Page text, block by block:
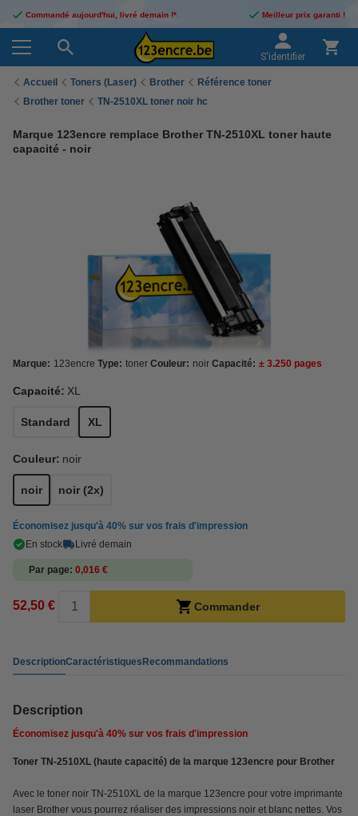
Commandé aujourd'hui, livré demain !* Meilleur prix garanti !
S'identifier
Accueil Toners (Laser) Brother
Référence toner
Brother toner
TN-2510XL toner noir hc
Marque 123encre remplace Brother TN-2510XL toner haute
capacité - noir
Marque: 123encre Type: toner Couleur: noir Capacité: ± 3.250 pages
Capacité: XL
Standard XL
Couleur: noir
noir noir (2x)
Économisez jusqu'à 40% sur vos frais d'impression
En stock
Livré demain
Par page 0,016 €
52,50 € Commander
DescriptionCaractéristiquesRecommandations
Description
Économisez jusqu'à 40% sur vos frais d'impression
Toner TN-2510XL (haute capacité) de la marque 123encre pour Brother
Avec le toner noir TN-2510XL de la marque 123encre pour votre imprimante
laser Brother vous pourrez réaliser des impressions noir et blanc nettes. Vos